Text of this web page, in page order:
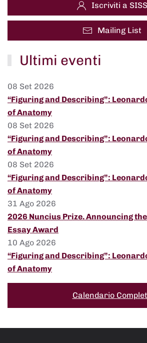
Iscriviti a SISS
Mailing List
Ultimi eventi
08 Set 2026
“Figuring and Describing”:
of Anatomy
08 Set 2026
“Figuring and Describing”:
of Anatomy
08 Set 2026
“Figuring and Describing”:
of Anatomy
31 Ago 2026
2026 Nuncius Prize. Announcing
Essay Award
10 Ago 2026
“Figuring and Describing”:
of Anatomy
Calendario